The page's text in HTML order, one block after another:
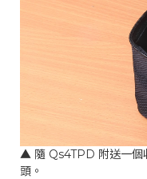
▲ 隨 Qs4TPD 附送一個
頭。